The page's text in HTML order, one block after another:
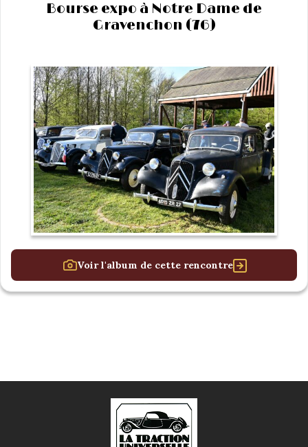
Bourse expo à Notre Dame de
Gravenchon (76)
Voir l'album de cette rencontre